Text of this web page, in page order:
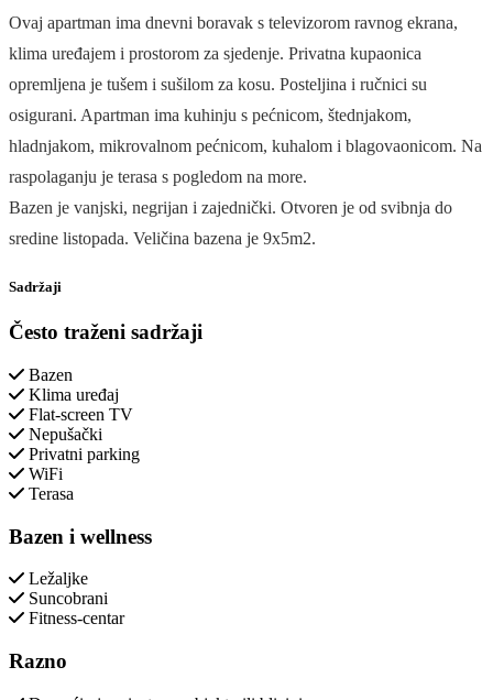
Ovaj apartman ima dnevni boravak s televizorom ravnog ekrana,
klima uređajem i prostorom za sjedenje. Privatna kupaonica
opremljena je tušem i sušilom za kosu. Posteljina i ručnici su
osigurani. Apartman ima kuhinju s pećnicom, štednjakom,
hladnjakom, mikrovalnom pećnicom, kuhalom i blagovaonicom. Na
raspolaganju je terasa s pogledom na more.
Bazen je vanjski, negrijan i zajednički. Otvoren je od svibnja do
sredine listopada. Veličina bazena je 9x5m2.
Sadržaji
Često traženi sadržaji
Bazen
Klima uređaj
Flat-screen TV
Nepušački
Privatni parking
WiFi
Terasa
Bazen i wellness
Ležaljke
Suncobrani
Fitness-centar
Razno